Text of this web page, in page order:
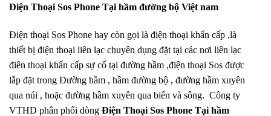
Điện Thoại Sos Phone Tại hầm đường bộ Việt nam
Điện thoại Sos Phone hay còn gọi là điện thoại khẩn cấp ,là
thiết bị điện thoại liên lạc chuyên dụng đặt tại các nơi liên lạc
điên thoại khẩn cấp sự cố tại đường hầm ,điện thoại Sos được
lắp đặt trong Đường hầm , hầm đường bộ , đường hầm xuyên
qua núi , hoặc đường hầm xuyên qua biển và sông. Công ty
VTHD phân phối dòng Điện Thoại Sos Phone Tại hầm